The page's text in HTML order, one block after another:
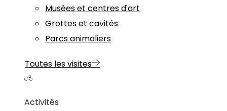
Musées et centres d'art
Grottes et cavités
Parcs animaliers
Toutes les visites
Activités